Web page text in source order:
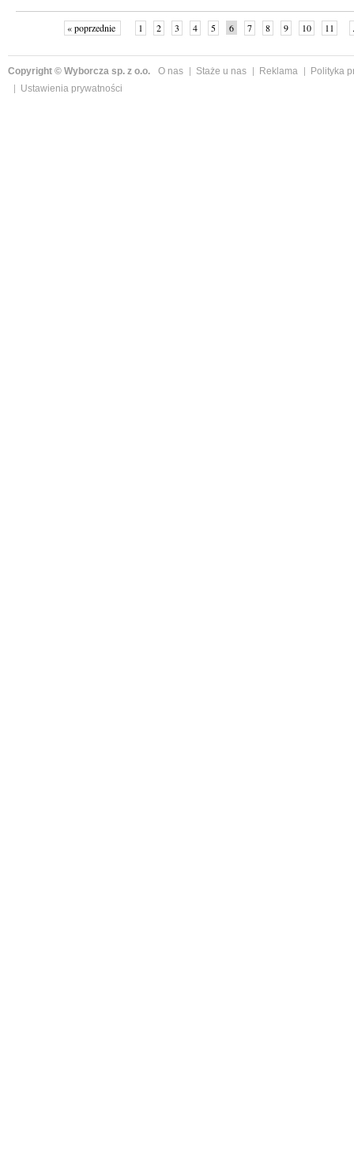
« poprzednie 1 2 3 4 5 6 7 8 9 10 11
Copyright © Wyborcza sp. z o.o. O nas Staże u nas Reklama
Polityka
Ustawienia prywatności